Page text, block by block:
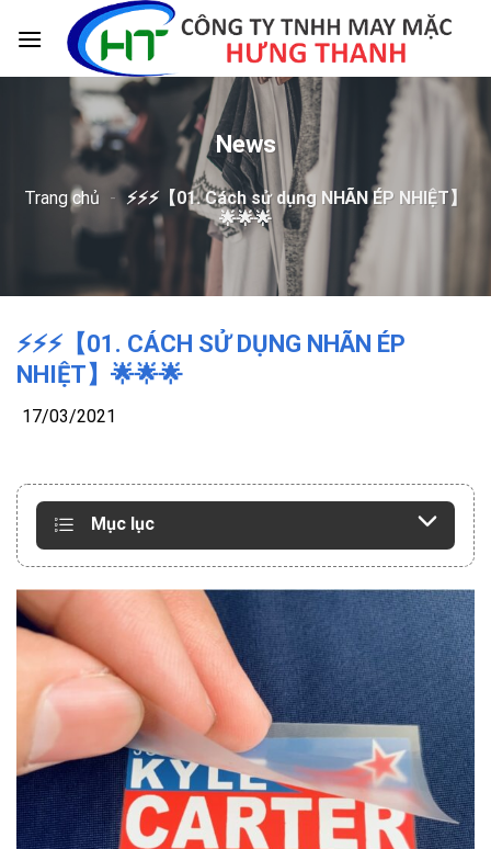
News
Trang chủ - ⚡️⚡️⚡️【01. Cách sử dụng NHÃN ÉP NHIỆT】
🌟🌟🌟
⚡️⚡️⚡️【01. CÁCH SỬ DỤNG NHÃN ÉP
NHIỆT】🌟🌟🌟
17/03/2021
Mục lục